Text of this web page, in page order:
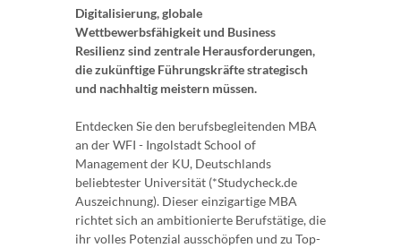
Digitalisierung, globale
Wettbewerbsfähigkeit und Business
Resilienz sind zentrale Herausforderungen,
die zukünftige Führungskräfte strategisch
und nachhaltig meistern müssen.
Entdecken Sie den berufsbegleitenden MBA
an der WFI - Ingolstadt School of
Management der KU, Deutschlands
beliebtester Universität (*Studycheck.de
Auszeichnung). Dieser einzigartige MBA
richtet sich an ambitionierte Berufstätige, die
ihr volles Potenzial ausschöpfen und zu Top-